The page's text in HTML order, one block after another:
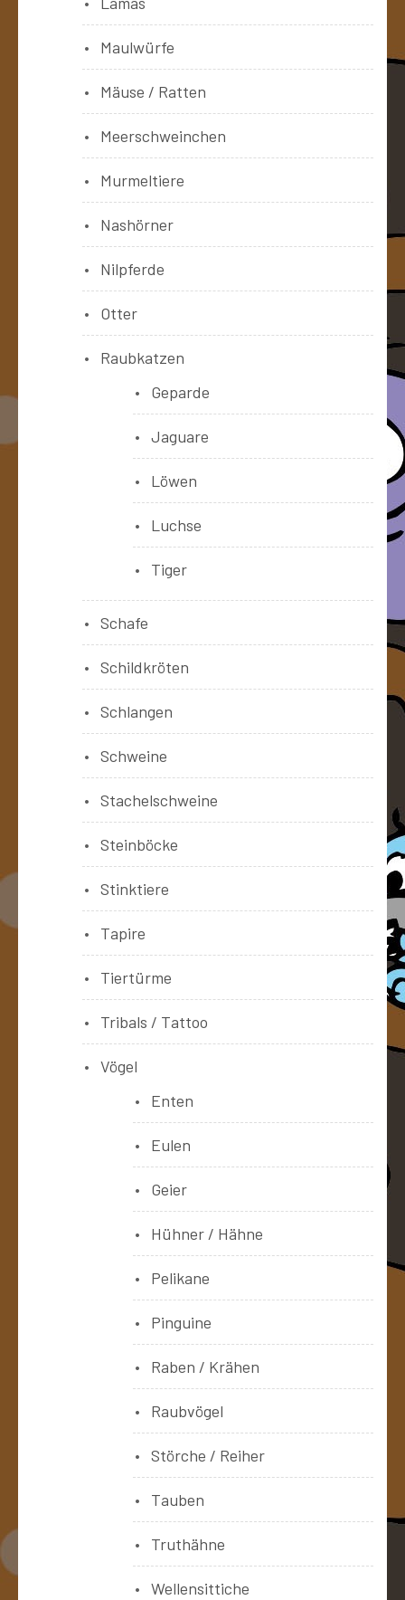
Maulwürfe
Mäuse / Ratten
Meerschweinchen
Murmeltiere
Nashörner
Nilpferde
Otter
Raubkatzen
Geparde
Jaguare
Löwen
Luchse
Tiger
Schafe
Schildkröten
Schlangen
Schweine
Stachelschweine
Steinböcke
Stinktiere
Tapire
Tiertürme
Tribals / Tattoo
Vögel
Enten
Eulen
Geier
Hühner / Hähne
Pelikane
Pinguine
Raben / Krähen
Raubvögel
Störche / Reiher
Tauben
Truthähne
Wellensittiche